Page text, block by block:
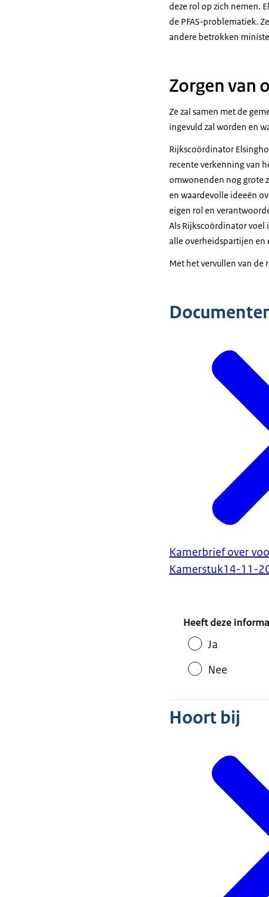
deze rol op zich nemen.
de PFAS-problematiek.
andere betrokken
Zorgen van
Ze zal samen met de
ingevuld zal worden en
Rijkscoördinator
recente verkenning van
omwonenden nog grote
en waardevolle ideeën
eigen rol en
Als Rijkscoördinator voel
alle overheidspartijen en
Met het vervullen van de
Kamerbrief over
Kamerstuk14-11-
Heeft deze
Ja
Nee
Hoort bij